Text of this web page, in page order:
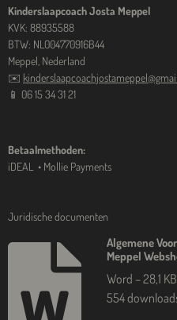
Kinderslaapcoach Josta Meppel
KVK: 88935588
BTW: NL004770916B44
Meppel, Nederland
✉️
📱 06 15 34 31 21
Betaalmethoden:
iDEAL • Mollie Payments
Juridische documenten
Algemene
Meppel
Word – 28,1 KB
554